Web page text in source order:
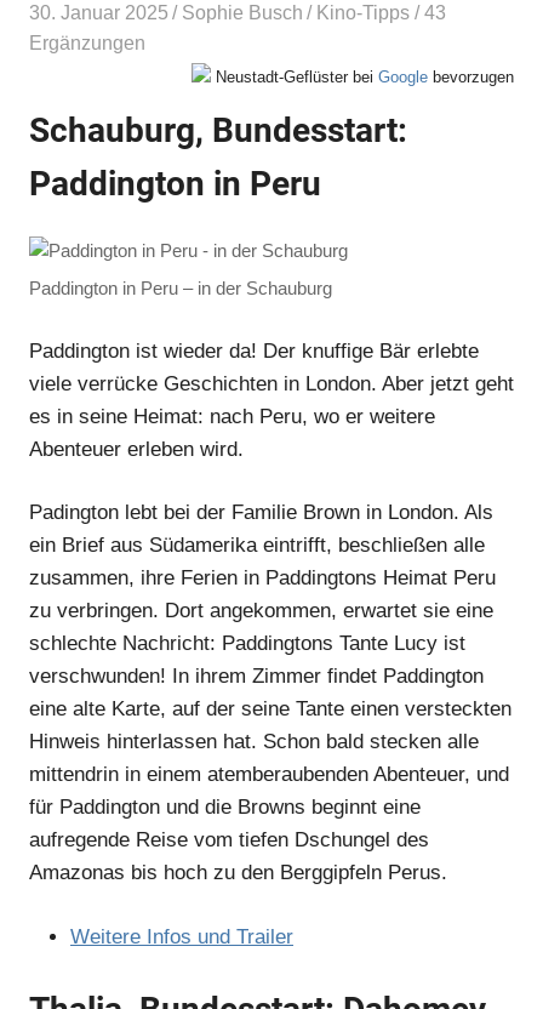
30. Januar 2025 Sophie Busch Kino-Tipps / 43
Ergänzungen
Neustadt-Geflüster bei Google bevorzugen
Schauburg, Bundesstart:
Paddington in Peru
Paddington in Peru – in der Schauburg
Paddington ist wieder da! Der knuffige Bär erlebte
viele verrücke Geschichten in London. Aber jetzt geht
es in seine Heimat: nach Peru, wo er weitere
Abenteuer erleben wird.
Padington lebt bei der Familie Brown in London. Als
ein Brief aus Südamerika eintrifft, beschließen alle
zusammen, ihre Ferien in Paddingtons Heimat Peru
zu verbringen. Dort angekommen, erwartet sie eine
schlechte Nachricht: Paddingtons Tante Lucy ist
verschwunden! In ihrem Zimmer findet Paddington
eine alte Karte, auf der seine Tante einen versteckten
Hinweis hinterlassen hat. Schon bald stecken alle
mittendrin in einem atemberaubenden Abenteuer, und
für Paddington und die Browns beginnt eine
aufregende Reise vom tiefen Dschungel des
Amazonas bis hoch zu den Berggipfeln Perus.
Weitere Infos und Trailer